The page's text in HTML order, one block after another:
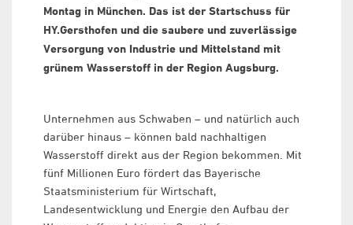
Montag in München. Das ist der Startschuss für
HY.Gersthofen und die saubere und zuverlässige
Versorgung von Industrie und Mittelstand mit
grünem Wasserstoff in der Region Augsburg.
Unternehmen aus Schwaben – und natürlich auch
darüber hinaus – können bald nachhaltigen
Wasserstoff direkt aus der Region bekommen. Mit
fünf Millionen Euro fördert das Bayerische
Staatsministerium für Wirtschaft,
Landesentwicklung und Energie den Aufbau der